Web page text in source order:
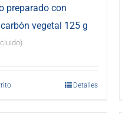
preparado con
vegetal 125 g
Detalles